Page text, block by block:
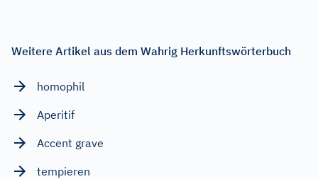
Weitere Artikel aus dem Wahrig Herkunftswörterbuch
homophil
Aperitif
Accent grave
tempieren